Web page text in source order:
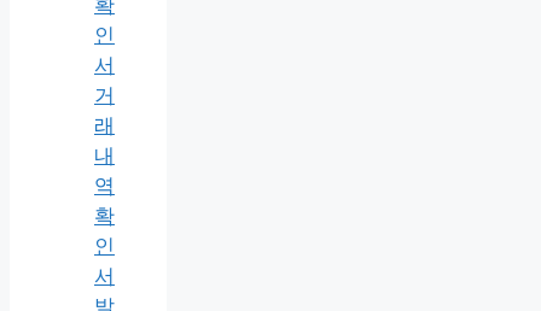
인
서
거
래
내
역
확
인
서
발